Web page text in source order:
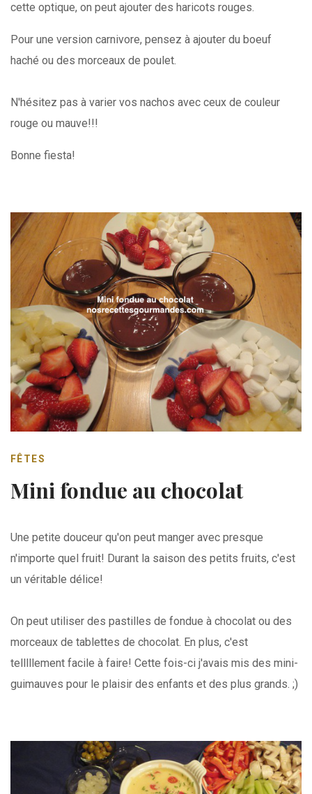
cette optique, on peut ajouter des haricots rouges.
Pour une version carnivore, pensez à ajouter du boeuf
haché ou des morceaux de poulet.
N'hésitez pas à varier vos nachos avec ceux de couleur
rouge ou mauve!!!
Bonne fiesta!
FÊTES
Mini fondue au chocolat
Une petite douceur qu'on peut manger avec presque
n'importe quel fruit! Durant la saison des petits fruits, c'est
un véritable délice!
On peut utiliser des pastilles de fondue à chocolat ou des
morceaux de tablettes de chocolat. En plus, c'est
telllllement facile à faire! Cette fois-ci j'avais mis des mini-
guimauves pour le plaisir des enfants et des plus grands. ;)